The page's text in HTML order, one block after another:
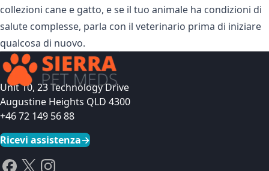
collezioni cane e gatto, e se il tuo animale ha condizioni di
salute complesse, parla con il veterinario prima di iniziare
qualcosa di nuovo.
Unit 10, 23 Technology Drive
Augustine Heights QLD 4300
+46 72 149 56 88
Ricevi assistenza→